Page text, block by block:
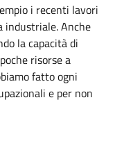
i recenti lavori
industriale. Anche
la capacità di
risorse a
fatto ogni
e per non